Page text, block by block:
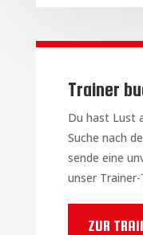
Trainer
Du hast Lust
Suche nach
sende eine
unser
ZUR